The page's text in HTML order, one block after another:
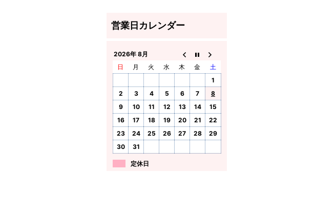
2026年 8月
日
月 火 水 木 金
土
1
2
3 4 5 6 7
8
9
10 11 12 13 14
15
16
17 18 19 20 21
22
23
24 25 26 27 28
29
30
31
定休日